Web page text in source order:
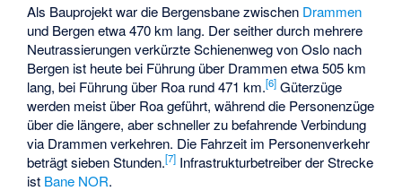
Als Bauprojekt war die Bergensbane zwischen Drammen
und Bergen etwa 470 km lang. Der seither durch mehrere
Neutrassierungen verkürzte Schienenweg von Oslo nach
Bergen ist heute bei Führung über Drammen etwa 505 km
lang, bei Führung über Roa rund 471 km.[6] Güterzüge
werden meist über Roa geführt, während die Personenzüge
über die längere, aber schneller zu befahrende Verbindung
via Drammen verkehren. Die Fahrzeit im Personenverkehr
beträgt sieben Stunden.[7] Infrastrukturbetreiber der Strecke
ist Bane NOR.